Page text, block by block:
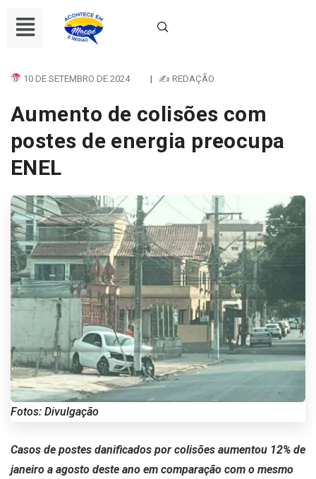
10 DE SETEMBRO DE 2024 | ✍ REDAÇÃO
Aumento de colisões com
postes de energia preocupa
ENEL
Fotos: Divulgação
Casos de postes danificados por colisões aumentou 12% de
janeiro a agosto deste ano em comparação com o mesmo